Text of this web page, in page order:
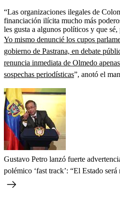
“Las organizaciones ilegales de
financiación ilícita mucho más
les gusta a algunos políticos y que sé,
Yo mismo denuncié los cupos
gobierno de Pastrana, en debate
renuncia inmediata de Olmedo
sospechas periodísticas”, anotó el
Gustavo Petro lanzó fuerte
polémico ‘fast track’: “El Estado será